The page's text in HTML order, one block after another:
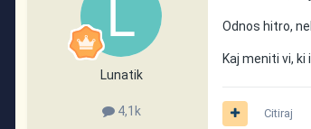
Lunatik
4,1k
Odnos hitro,
Kaj meniti vi,
Citiraj